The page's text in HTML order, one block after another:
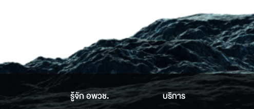
รู้จัก อพวช. บริการ